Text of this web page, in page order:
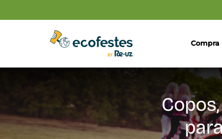
Compra